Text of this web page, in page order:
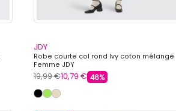
JDY
Robe courte col rond Ivy coton mélangé
Femme JDY
19,99 €10,79 € 46%